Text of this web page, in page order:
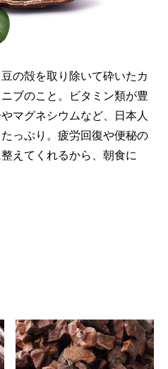
の殻を取り除いて砕いたカ
ブのこと。ビタミン類が豊
マグネシウムなど、日本人
っぷり。疲労回復や便秘の
えてくれるから、朝食に